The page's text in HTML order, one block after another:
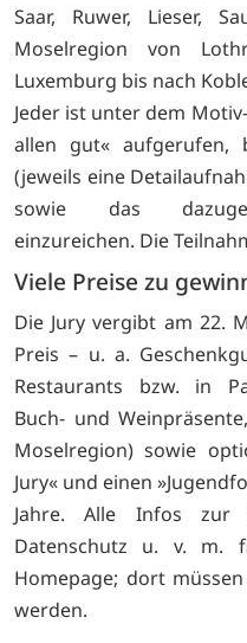
Saar, Ruwer, Lieser,
Moselregion von
Luxemburg bis nach
Jeder ist unter dem
allen gut« aufgerufen,
(jeweils eine
sowie das
einzureichen. Die
Viele Preise zu
Die Jury vergibt am 22.
Preis – u. a.
Restaurants bzw. in
Buch- und
Moselregion) sowie
Jury« und einen
Jahre. Alle Infos zur
Datenschutz u. v. m.
Homepage; dort
werden.